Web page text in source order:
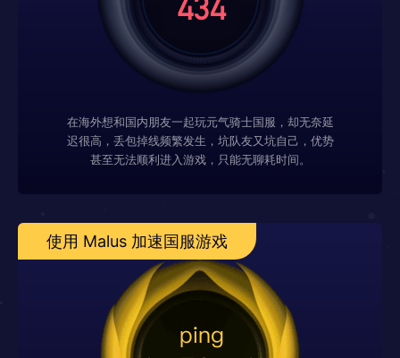
在海外想和国内朋友一起玩元气骑士国服，却无奈延
迟很高，丢包掉线频繁发生，坑队友又坑自己，优势
甚至无法顺利进入游戏，只能无聊耗时间。
使用 Malus 加速国服游戏